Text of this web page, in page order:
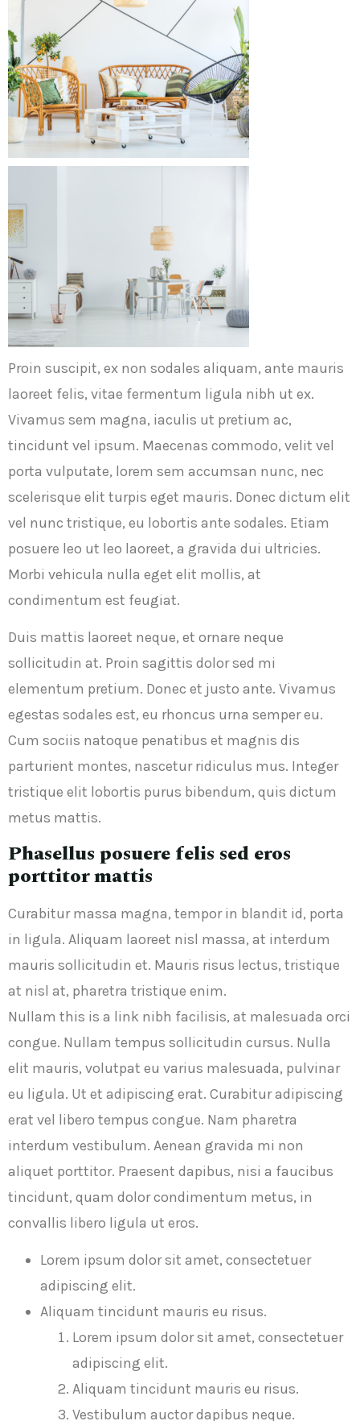
Proin suscipit, ex non sodales aliquam, ante mauris
laoreet felis, vitae fermentum ligula nibh ut ex.
Vivamus sem magna, iaculis ut pretium ac,
tincidunt vel ipsum. Maecenas commodo, velit vel
porta vulputate, lorem sem accumsan nunc, nec
scelerisque elit turpis eget mauris. Donec dictum elit
vel nunc tristique, eu lobortis ante sodales. Etiam
posuere leo ut leo laoreet, a gravida dui ultricies.
Morbi vehicula nulla eget elit mollis, at
condimentum est feugiat.
Duis mattis laoreet neque, et ornare neque
sollicitudin at. Proin sagittis dolor sed mi
elementum pretium. Donec et justo ante. Vivamus
egestas sodales est, eu rhoncus urna semper eu.
Cum sociis natoque penatibus et magnis dis
parturient montes, nascetur ridiculus mus. Integer
tristique elit lobortis purus bibendum, quis dictum
metus mattis.
Phasellus posuere felis sed eros
porttitor mattis
Curabitur massa magna, tempor in blandit id, porta
in ligula. Aliquam laoreet nisl massa, at interdum
mauris sollicitudin et. Mauris risus lectus, tristique
at nisl at, pharetra tristique enim.
Nullam this is a link nibh facilisis, at malesuada orci
congue. Nullam tempus sollicitudin cursus. Nulla
elit mauris, volutpat eu varius malesuada, pulvinar
eu ligula. Ut et adipiscing erat. Curabitur adipiscing
erat vel libero tempus congue. Nam pharetra
interdum vestibulum. Aenean gravida mi non
aliquet porttitor. Praesent dapibus, nisi a faucibus
tincidunt, quam dolor condimentum metus, in
convallis libero ligula ut eros.
Lorem ipsum dolor sit amet, consectetuer
adipiscing elit.
Aliquam tincidunt mauris eu risus.
Lorem ipsum dolor sit amet, consectetuer
adipiscing elit.
Aliquam tincidunt mauris eu risus.
Vestibulum auctor dapibus neque.